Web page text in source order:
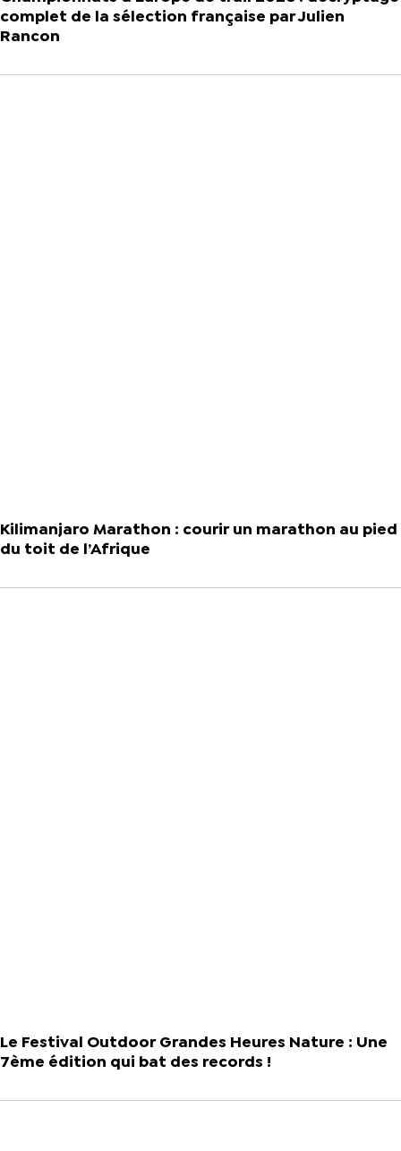
complet de la sélection française par Julien
Rancon
Kilimanjaro Marathon : courir un marathon au pied
du toit de l’Afrique
Le Festival Outdoor Grandes Heures Nature : Une
7ème édition qui bat des records !